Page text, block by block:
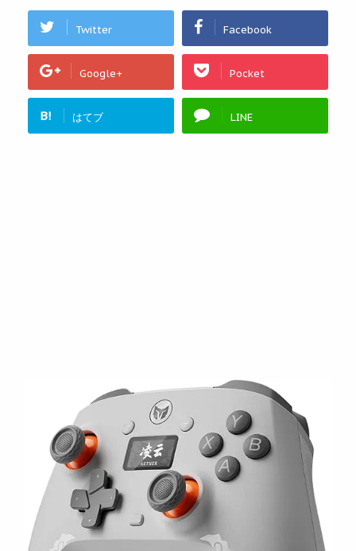
Twitter Facebook
Google+ Pocket
B! はてブ LINE